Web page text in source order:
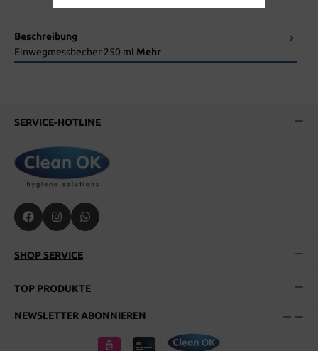
Beschreibung
Einwegmessbecher 250 ml Mehr
SERVICE-HOTLINE
SHOP SERVICE
TOP PRODUKTE
NEWSLETTER ABONNIEREN